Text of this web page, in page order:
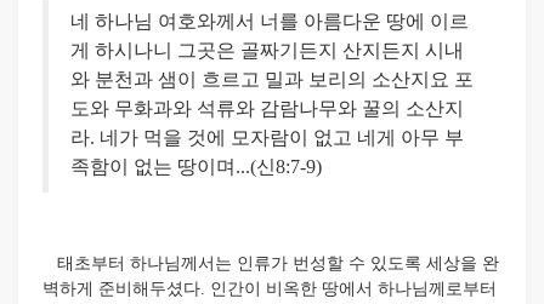
네 하나님 여호와께서 너를 아름다운 땅에 이르
게 하시나니 그곳은 골짜기든지 산지든지 시내
와 분천과 샘이 흐르고 밀과 보리의 소산지요 포
도와 무화과와 석류와 감람나무와 꿀의 소산지
라. 네가 먹을 것에 모자람이 없고 네게 아무 부
족함이 없는 땅이며...(신8:7-9)
태초부터 하나님께서는 인류가 번성할 수 있도록 세상을 완
벽하게 준비해두셨다. 인간이 비옥한 땅에서 하나님께로부터